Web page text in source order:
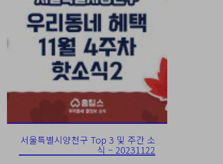
서울특별시양천구 Top 3 및 주간 소
식 – 20231122